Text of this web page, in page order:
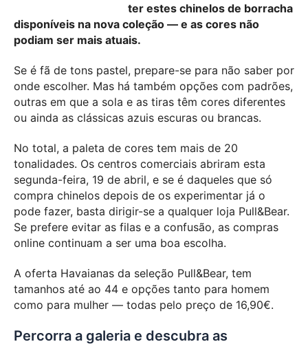
ter estes chinelos de borracha
disponíveis na nova coleção — e as cores não
podiam ser mais atuais.
Se é fã de tons pastel, prepare-se para não saber por
onde escolher. Mas há também opções com padrões,
outras em que a sola e as tiras têm cores diferentes
ou ainda as clássicas azuis escuras ou brancas.
No total, a paleta de cores tem mais de 20
tonalidades. Os centros comerciais abriram esta
segunda-feira, 19 de abril, e se é daqueles que só
compra chinelos depois de os experimentar já o
pode fazer, basta dirigir-se a qualquer loja Pull&Bear.
Se prefere evitar as filas e a confusão, as compras
online continuam a ser uma boa escolha.
A oferta Havaianas da seleção Pull&Bear, tem
tamanhos até ao 44 e opções tanto para homem
como para mulher — todas pelo preço de 16,90€.
Percorra a galeria e descubra as